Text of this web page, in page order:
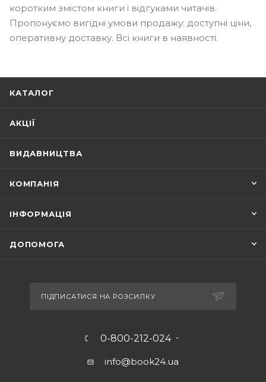
коротким змістом книги і відгуками читачів.
Пропонуємо вигідні умови продажу: доступні ціни,
оперативну доставку. Всі книги в наявності.
КАТАЛОГ
АКЦІЇ
ВИДАВНИЦТВА
КОМПАНІЯ
ІНФОРМАЦІЯ
ДОПОМОГА
ПІДПИСАТИСЯ НА РОЗСИЛКУ
0-800-212-024
info@book24.ua